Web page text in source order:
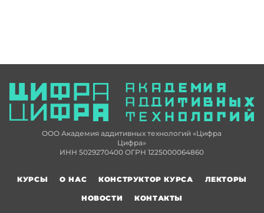
ООО Академия аддитивных технологий «Цифра
Цифра»
ИНН 5029270400 ОГРН 1225000064860
КУРСЫ О НАС КОНСТРУКТОР КУРСА
ЛЕКТОРЫ
НОВОСТИ
КОНТАКТЫ